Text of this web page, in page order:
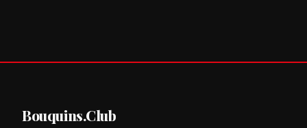
Bouquins.Club